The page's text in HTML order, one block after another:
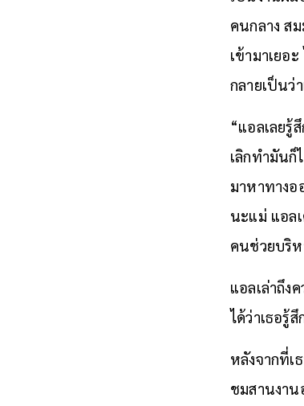
คนกลาง ส
เข้ามาเยอ
กลายเป็นว่
“แอลเลยรู้
เลิกทำมันก็
มาหาทางอ
นะแม่ แอล
คนช่วยบริ
แอลเล่าถึง
ได้ว่าเธอรู้
หลังจากที่เ
ชมสานงาน